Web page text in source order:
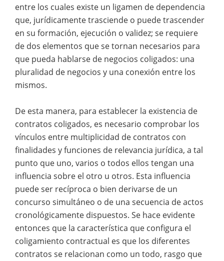
entre los cuales existe un ligamen de dependencia
que, jurídicamente trasciende o puede trascender
en su formación, ejecución o validez; se requiere
de dos elementos que se tornan necesarios para
que pueda hablarse de negocios coligados: una
pluralidad de negocios y una conexión entre los
mismos.
De esta manera, para establecer la existencia de
contratos coligados, es necesario comprobar los
vínculos entre multiplicidad de contratos con
finalidades y funciones de relevancia jurídica, a tal
punto que uno, varios o todos ellos tengan una
influencia sobre el otro u otros. Esta influencia
puede ser recíproca o bien derivarse de un
concurso simultáneo o de una secuencia de actos
cronológicamente dispuestos. Se hace evidente
entonces que la característica que configura el
coligamiento contractual es que los diferentes
contratos se relacionan como un todo, rasgo que